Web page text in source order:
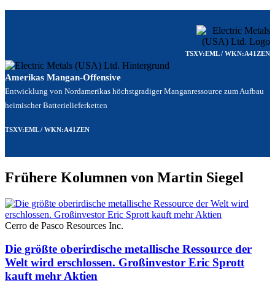
TSXV:EML / WKN:A41ZEN
Amerikas Mangan-Offensive
Entwicklung von Nordamerikas höchstgradiger Manganressource zum Aufbau
heimischer Batterielieferketten
TSXV:EML / WKN:A41ZEN
Frühere Kolumnen von Martin Siegel
Cerro de Pasco Resources Inc.
Die größte oberirdische metallische Ressource der
Welt wird erschlossen. Großinvestor Eric Sprott
kauft mehr Aktien